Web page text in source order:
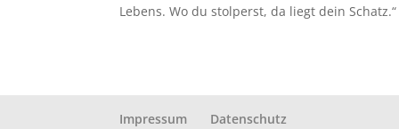
Lebens. Wo du stolperst, da liegt dein Schatz.“
Impressum Datenschutz